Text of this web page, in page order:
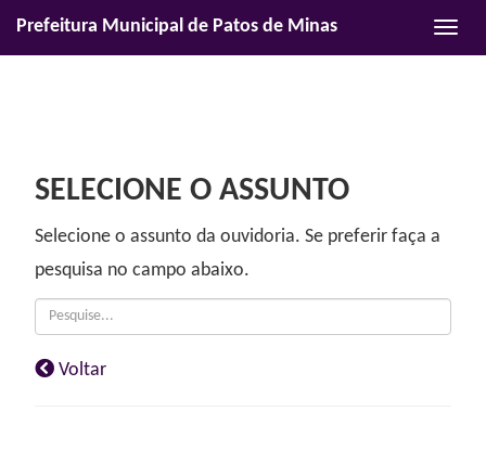
Prefeitura Municipal de Patos de Minas
SELECIONE O ASSUNTO
Selecione oassunto da ouvidoria. Se preferir faça a
pesquisa no campo abaixo.
Voltar